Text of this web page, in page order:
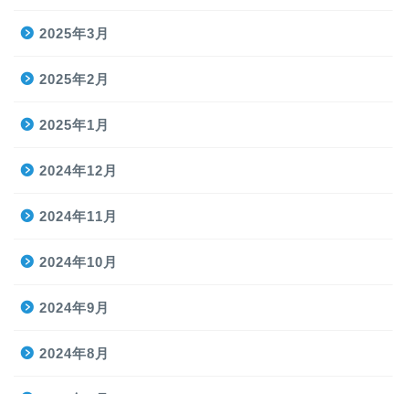
2025年3月
2025年2月
2025年1月
2024年12月
2024年11月
2024年10月
2024年9月
2024年8月